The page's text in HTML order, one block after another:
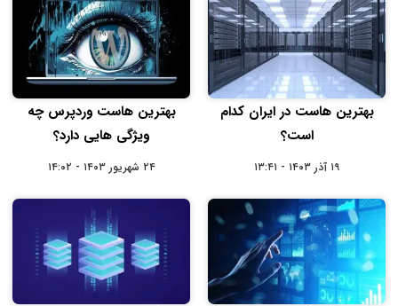
بهترین هاست در ایران کدام
است؟
۱۹ آذر ۱۴۰۳ - ۱۳:۴۱
بهترین هاست وردپرس چه
ویژگی هایی دارد؟
۲۴ شهریور ۱۴۰۳ - ۱۴:۰۲